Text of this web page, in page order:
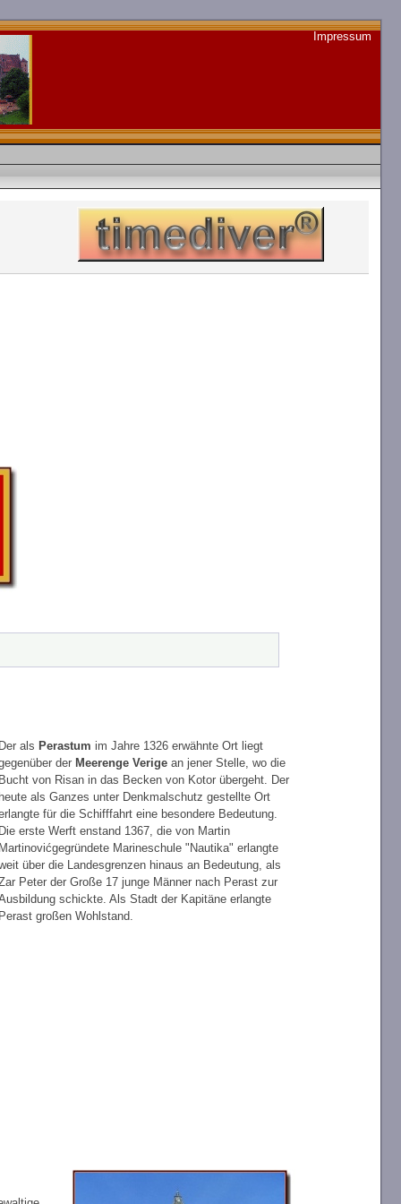
Impressum
als Perastum im Jahre 1326 erwähnte Ort liegt
der Meerenge Verigean jener Stelle, wo die
von Risan in das Becken von Kotor übergeht. Der
als Ganzes unter Denkmalschutz gestellte Ort
für die Schifffahrt eine besondere Bedeutung.
erste Werft enstand 1367, die von Martin
Marineschule "Nautika" erlangte
über die Landesgrenzen hinaus an Bedeutung, als
Peter der Große 17 junge Männer nach Perast zur
schickte. Als Stadt der Kapitäne erlangte
großen Wohlstand.